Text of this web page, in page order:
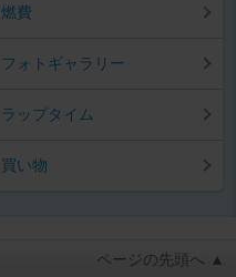
燃費
フォトギャラリー
ラップタイム
買い物
ページの先頭へ ▲